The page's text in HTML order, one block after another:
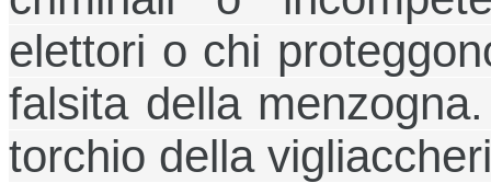
elettori o chi
falsita della
torchio della